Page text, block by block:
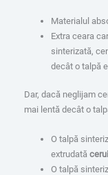
Materialul
Extra ceara
sinterizată,
decât o talpă
Dar, dacă neglijam
mai lentă decât o
O talpă
extrudată
O talpă